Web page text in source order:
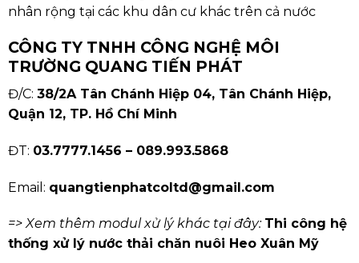
nhân rộng tại các khu dân cư khác trên cả nước
CÔNG TY TNHH CÔNG NGHỆ MÔI
TRƯỜNG QUANG TIẾN PHÁT
Đ/C: 38/2A Tân Chánh Hiệp 04, Tân Chánh Hiệp,
Quận 12, TP. Hồ Chí Minh
ĐT: 03.7777.1456 – 089.993.5868
Email: quangtienphatcoltd@gmail.com
=> Xem thêm modul xử lý khác tại đây: Thi công hệ
thống xử lý nước thải chăn nuôi Heo Xuân Mỹ